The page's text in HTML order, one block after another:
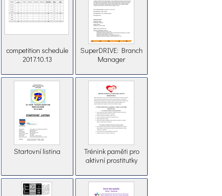
competition schedule
2017.10.13
SuperDRIVE: Branch
Manager
Startovní listina
Trénink paměti pro
aktivní prostitutky